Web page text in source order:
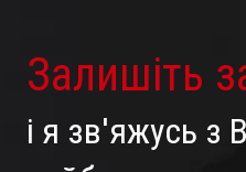
Залишіть
і я зв'яжусь з